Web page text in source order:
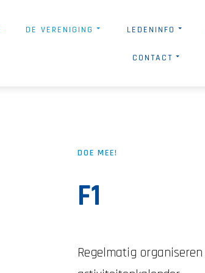
DE VERENIGING LEDENINFO
CONTACT
DOE MEE!
F1
Regelmatig